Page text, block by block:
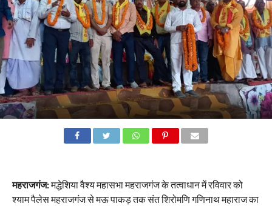
महराजगंज:मद्धेशिया वैश्य महासभा महराजगंज के तत्वाधान में रविवार को
श्याम पैलेस महराजगंज से मऊ पाकड़ तक संत शिरोमणि गणिनाथ महाराज का